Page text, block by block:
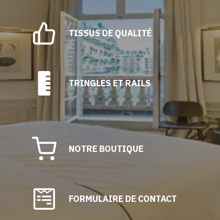
TISSUS DE QUALITÉ
TRINGLES ET RAILS
NOTRE BOUTIQUE
FORMULAIRE DE CONTACT